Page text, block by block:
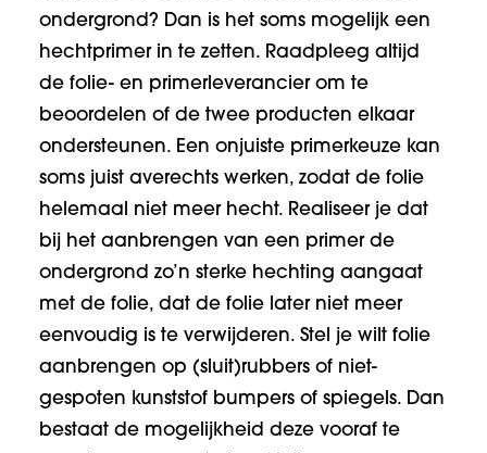
ondergrond? Dan is het soms mogelijk een
hechtprimer in te zetten. Raadpleeg altijd
de folie- en primerleverancier om te
beoordelen of de twee producten elkaar
ondersteunen. Een onjuiste primerkeuze kan
soms juist averechts werken, zodat de folie
helemaal niet meer hecht. Realiseer je dat
bij het aanbrengen van een primer de
ondergrond zo’n sterke hechting aangaat
met de folie, dat de folie later niet meer
eenvoudig is te verwijderen. Stel je wilt folie
aanbrengen op (sluit)rubbers of niet-
gespoten kunststof bumpers of spiegels. Dan
bestaat de mogelijkheid deze vooraf te